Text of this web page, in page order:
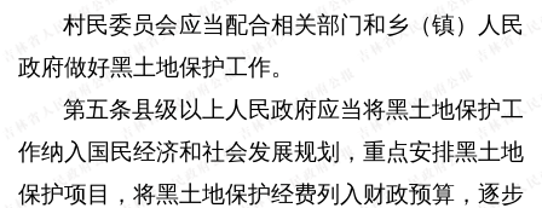
村民委员会应当配合相关部门和乡（镇）人民
政府做好黑土地保护工作。
第五条县级以上人民政府应当将黑土地保护工
作纳入国民经济和社会发展规划，重点安排黑土地
保护项目，将黑土地保护经费列入财政预算，逐步